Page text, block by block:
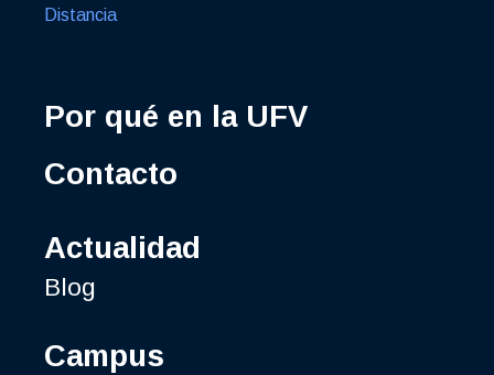
Distancia
Por qué en la UFV
Contacto
Actualidad
Blog
Campus